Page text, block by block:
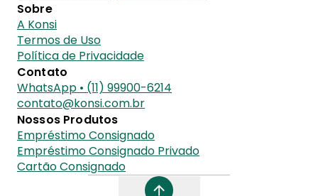
Sobre
A Konsi
Termos de Uso
Política de Privacidade
Contato
WhatsApp • (11) 99900-6214
contato@konsi.com.br
Nossos Produtos
Empréstimo Consignado
Empréstimo Consignado Privado
Cartão Consignado